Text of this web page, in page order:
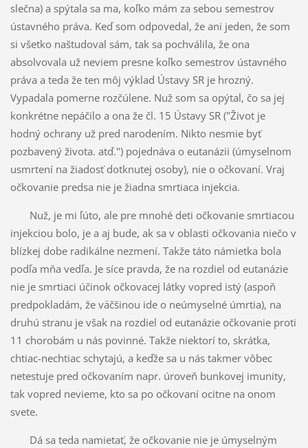
slečna) a spýtala sa ma, koľko mám za sebou semestrov
ústavného práva. Keď som odpovedal, že ani jeden, že som
si všetko naštudoval sám, tak sa pochválila, že ona
absolvovala už neviem presne koľko semestrov ústavného
práva a teda že ten môj výklad Ústavy SR je hrozný.
Vypadala pomerne rozčúlene. Nuž som sa opýtal, čo sa jej
konkrétne nepáčilo a ona že čl. 15 Ústavy SR ("Život je
hodný ochrany už pred narodením. Nikto nesmie byť
pozbavený života. atď.") pojednáva o eutanázii (úmyselnom
usmrtení na žiadosť dotknutej osoby), nie o očkovaní. Vraj
očkovanie predsa nie je žiadna smrtiaca injekcia.
Nuž, je mi ľúto, ale pre mnohé deti očkovanie smrtiacou
injekciou bolo, je a aj bude, ak sa v oblasti očkovania niečo v
blízkej dobe radikálne nezmení. Takže táto námietka bola
podľa mňa vedľa. Je síce pravda, že na rozdiel od eutanázie
nie je smrtiaci účinok očkovacej látky vopred istý (aspoň
predpokladám, že väčšinou ide o neúmyselné úmrtia), na
druhú stranu je však na rozdiel od eutanázie očkovanie proti
11 chorobám u nás povinné. Takže niektorí to, skrátka,
chtiac-nechtiac schytajú, a keďže sa u nás takmer vôbec
netestuje pred očkovaním napr. úroveň bunkovej imunity,
tak vopred nevieme, kto sa po očkovaní ocitne na onom
svete.
Dá sa teda namietať, že očkovanie nie je úmyselným